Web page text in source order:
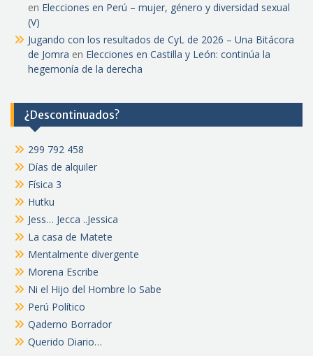
en Elecciones en Perú – mujer, género y diversidad sexual
(V)
Jugando con los resultados de CyL de 2026 – Una Bitácora
de Jomra en Elecciones en Castilla y León: continúa la
hegemonía de la derecha
¿Descontinuados?
299 792 458
Días de alquiler
Física 3
Hutku
Jess… Jecca ..Jessica
La casa de Matete
Mentalmente divergente
Morena Escribe
Ni el Hijo del Hombre lo Sabe
Perú Político
Qaderno Borrador
Querido Diario…